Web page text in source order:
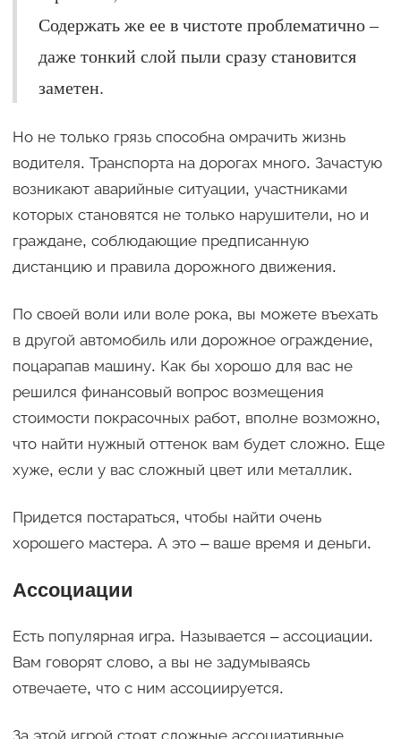
Содержать же ее в чистоте проблематично –
даже тонкий слой пыли сразу становится
заметен.
Но не только грязь способна омрачить жизнь
водителя. Транспорта на дорогах много. Зачастую
возникают аварийные ситуации, участниками
которых становятся не только нарушители, но и
граждане, соблюдающие предписанную
дистанцию и правила дорожного движения.
По своей воли или воле рока, вы можете въехать
в другой автомобиль или дорожное ограждение,
поцарапав машину. Как бы хорошо для вас не
решился финансовый вопрос возмещения
стоимости покрасочных работ, вполне возможно,
что найти нужный оттенок вам будет сложно. Еще
хуже, если у вас сложный цвет или металлик.
Придется постараться, чтобы найти очень
хорошего мастера. А это – ваше время и деньги.
Ассоциации
Есть популярная игра. Называется – ассоциации.
Вам говорят слово, а вы не задумываясь
отвечаете, что с ним ассоциируется.